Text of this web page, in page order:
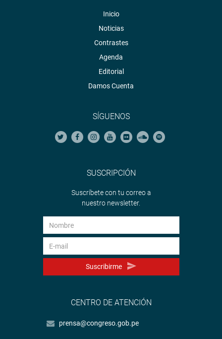
Inicio
Noticias
Contrastes
Agenda
Editorial
Damos Cuenta
SÍGUENOS
SUSCRIPCIÓN
Suscríbete con tu correo a
nuestro newsletter.
Suscribirme
CENTRO DE ATENCIÓN
prensa@congreso.gob.pe